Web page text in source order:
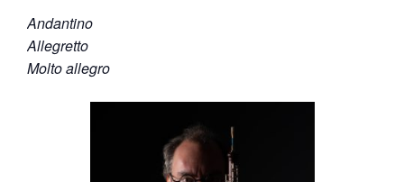
Andantino
Allegretto
Molto allegro